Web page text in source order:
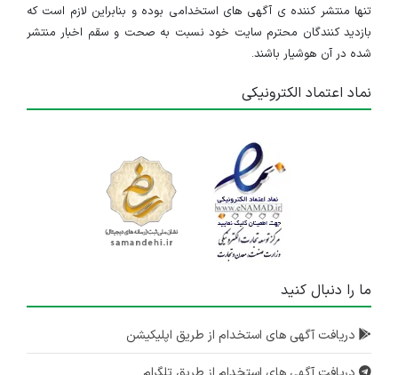
استخدام راننده لیفتراک
البرز
کارشناس میکروبیولوژی
۳ سال پیش
البرز
تنها منتشر کننده ی آگهی های استخدامی بوده و بنابراین لازم است که
بازدید کنندگان محترم سایت خود نسبت به صحت و سقم اخبار منتشر
شده در آن هوشیار باشند.
نماد اعتماد الکترونیکی
ما را دنبال کنید
دریافت آگهی های استخدام از طریق اپلیکیشن